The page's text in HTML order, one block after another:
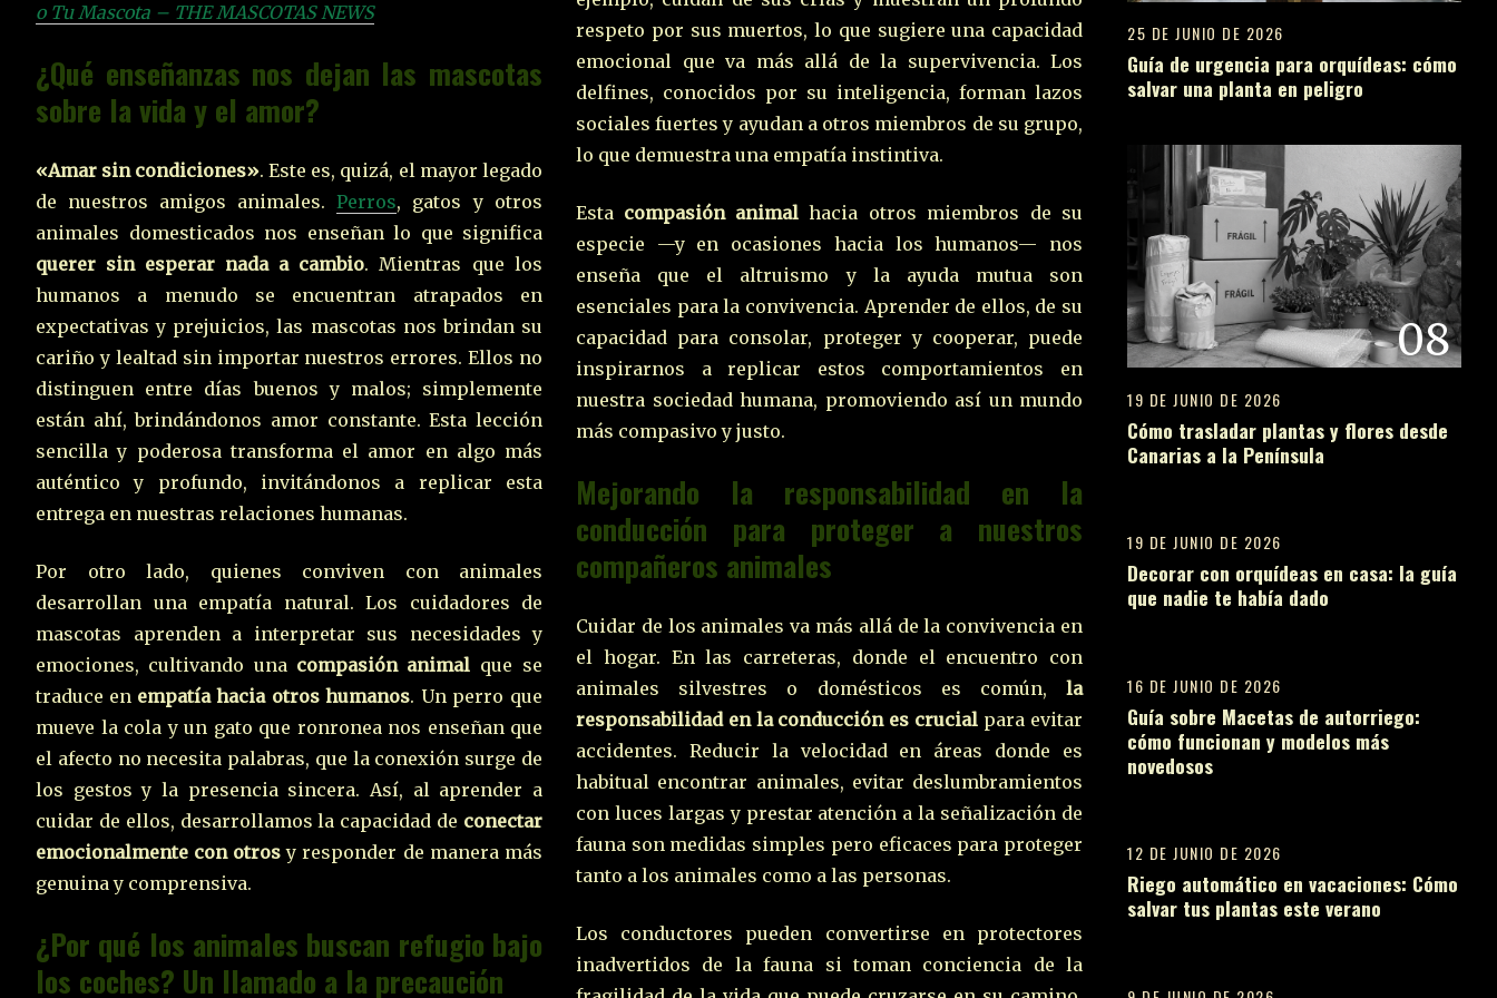
o Tu Mascota – THE MASCOTAS NEWS
¿Qué enseñanzas nos dejan las mascotas
sobre la vida y el amor?
«Amar sin condiciones». Este es, quizá, el mayor legado
de nuestros amigos animales. Perros, gatos y otros
animales domesticados nos enseñan lo que significa
querer sin esperar nada a cambio. Mientras que los
humanos a menudo se encuentran atrapados en
expectativas y prejuicios, las mascotas nos brindan su
cariño y lealtad sin importar nuestros errores. Ellos no
distinguen entre días buenos y malos; simplemente
están ahí, brindándonos amor constante. Esta lección
sencilla y poderosa transforma el amor en algo más
auténtico y profundo, invitándonos a replicar esta
entrega en nuestras relaciones humanas.
Por otro lado, quienes conviven con animales
desarrollan una empatía natural. Los cuidadores de
mascotas aprenden a interpretar sus necesidades y
emociones, cultivando una compasión animal que se
traduce en empatía hacia otros humanos. Un perro que
mueve la cola y un gato que ronronea nos enseñan que
el afecto no necesita palabras, que la conexión surge de
los gestos y la presencia sincera. Así, al aprender a
cuidar de ellos, desarrollamos la capacidad de conectar
emocionalmente con otros y responder de manera más
genuina y comprensiva.
¿Por qué los animales buscan refugio bajo
los coches? Un llamado a la precaución
respeto por sus muertos, lo que sugiere una capacidad
emocional que va más allá de la supervivencia. Los
delfines, conocidos por su inteligencia, forman lazos
sociales fuertes y ayudan a otros miembros de su grupo,
lo que demuestra una empatía instintiva.
Esta compasión animal hacia otros miembros de su
especie —y en ocasiones hacia los humanos— nos
enseña que el altruismo y la ayuda mutua son
esenciales para la convivencia. Aprender de ellos, de su
capacidad para consolar, proteger y cooperar, puede
inspirarnos a replicar estos comportamientos en
nuestra sociedad humana, promoviendo así un mundo
más compasivo y justo.
Mejorando la responsabilidad en la
conducción para proteger a nuestros
compañeros animales
Cuidar de los animales va más allá de la convivencia en
el hogar. En las carreteras, donde el encuentro con
animales silvestres o domésticos es común, la
responsabilidad en la conducción es crucial para evitar
accidentes. Reducir la velocidad en áreas donde es
habitual encontrar animales, evitar deslumbramientos
con luces largas y prestar atención a la señalización de
fauna son medidas simples pero eficaces para proteger
tanto a los animales como a las personas.
Los conductores pueden convertirse en protectores
inadvertidos de la fauna si toman conciencia de la
25 DE JUNIO DE 2026
Guía de urgencia para orquídeas: cómo
salvar una planta en peligro
08
19 DE JUNIO DE 2026
Cómo trasladar plantas y flores desde
Canarias a la Península
19 DE JUNIO DE 2026
Decorar con orquídeas en casa: la guía
que nadie te había dado
16 DE JUNIO DE 2026
Guía sobre Macetas de autorriego:
cómo funcionan y modelos más
novedosos
12 DE JUNIO DE 2026
Riego automático en vacaciones: Cómo
salvar tus plantas este verano